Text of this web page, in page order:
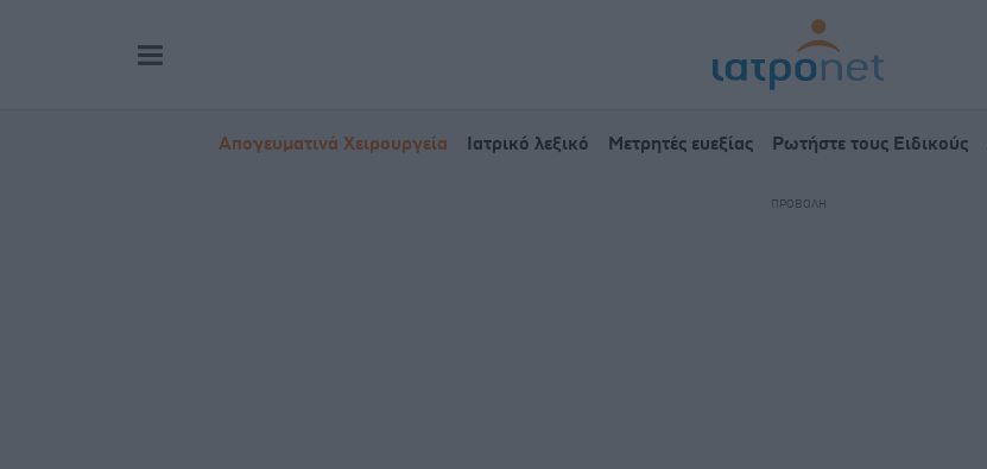
Απογευματινά Χειρουργεία Ιατρικό λεξικό Μετρητές ευεξίας Ρωτήστε τους Ειδικούς